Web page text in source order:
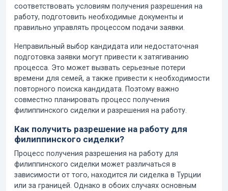
соответствовать условиям получения разрешения на
работу, подготовить необходимые документы и
правильно управлять процессом подачи заявки.
Неправильный выбор кандидата или недостаточная
подготовка заявки могут привести к затягиванию
процесса. Это может вызвать серьезные потери
времени для семей, а также привести к необходимости
повторного поиска кандидата. Поэтому важно
совместно планировать процесс получения
филиппинского сиделки и разрешения на работу.
Как получить разрешение на работу для
филиппинского сиделки?
Процесс получения разрешения на работу для
филиппинского сиделки может различаться в
зависимости от того, находится ли сиделка в Турции
или за границей. Однако в обоих случаях основным